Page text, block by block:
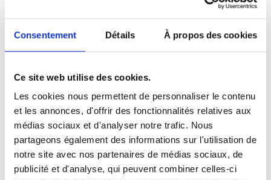
Consentement Détails À propos des cookies
Ce site web utilise des cookies.
Les cookies nous permettent de personnaliser le contenu
et les annonces, d'offrir des fonctionnalités relatives aux
médias sociaux et d'analyser notre trafic. Nous
partageons également des informations sur l'utilisation de
notre site avec nos partenaires de médias sociaux, de
publicité et d'analyse, qui peuvent combiner celles-ci
Plusieurs types de plateaux sont disponibles pour cette
machine : vous pourrez les visualiser sur la fiche article
électrique en lui ajoutant une plateforme avec sangles
et d'une structure tubulaire. Ainsi équipé, il se
transforme en chariot de dissimulation funéraire. Une
bâche se déploie sur la structure pour transférer les
défunts en toute décence et silencieusement jusqu'à la
chambre mortuaire.